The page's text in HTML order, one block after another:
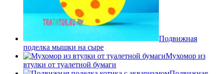
Подвижная
поделка мышки на сыре
Мухомор из
втулки от туалетной бумаги